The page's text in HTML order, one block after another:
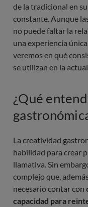
de la tradicional en
constante. Aunque
no puede faltar la
una experiencia
veremos en qué
se utilizan en la
¿Qué
La creatividad
habilidad para crear
llamativa. Sin
complejo que,
necesario contar con
capacidad para